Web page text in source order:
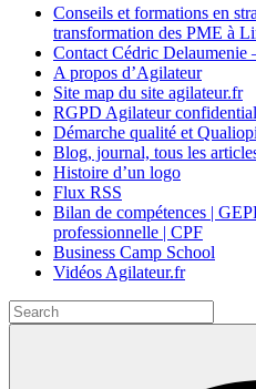
Conseils et formations en
transformation des PME à
Contact Cédric Delaumenie
A propos d’Agilateur
Site map du site agilateur.fr
RGPD Agilateur
Démarche qualité et
Blog, journal, tous les
Histoire d’un logo
Flux RSS
Bilan de compétences |
professionnelle | CPF
Business Camp School
Vidéos Agilateur.fr